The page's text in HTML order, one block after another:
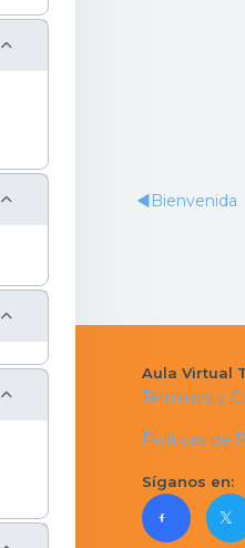
Colapsar
Colapsar
Colapsar
Colapsar
◀︎Bienvenida
Aula Virtual
Términos y
Políticas de
Síganos en: